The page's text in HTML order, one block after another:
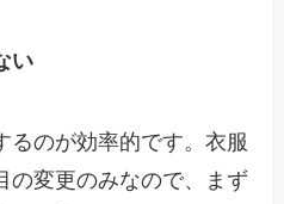
い
るのが効率的です。衣服
の変更のみなので、まず